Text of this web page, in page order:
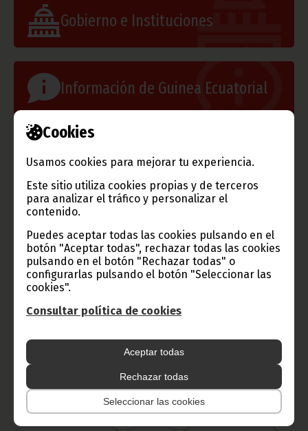
Cookies
Usamos cookies para mejorar tu experiencia.
Este sitio utiliza cookies propias y de terceros
para analizar el tráfico y personalizar el
contenido.
Puedes aceptar todas las cookies pulsando en el
botón "Aceptar todas", rechazar todas las cookies
pulsando en el botón "Rechazar todas" o
configurarlas pulsando el botón "Seleccionar las
cookies".
Consultar política de cookies
Aceptar todas
Rechazar todas
Seleccionar las cookies
Gobierno e Instituciones
Información de Guinea Ecuatorial
Radio Nacional de Guinea
Ecuatorial
Haz click aquí para escuchar ahora
CATEGORÍAS
Noticias Gobierno
Presidencia
África
Deportes Vicepresidencia
COVID-19
Economía Gente GE 50 Aniversario Independencia
CongresoPDGE FIJA Bielorrusia